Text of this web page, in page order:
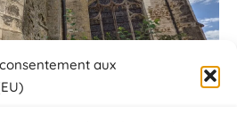
aux